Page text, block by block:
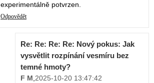
experimentálně potvrzen.
Odpovědět
Re: Re: Re: Re: Nový pokus: Jak
vysvětlit rozpínání vesmíru bez
temné hmoty?
F M 2025-10-20 13:47:42